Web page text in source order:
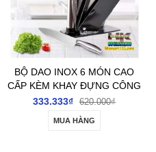
BỘ DAO INOX 6 MÓN CAO
CẤP KÈM KHAY ĐỰNG CÔNG
NGHỆ NHẬT BẢN
333.333₫ 620.000₫
MUA HÀNG